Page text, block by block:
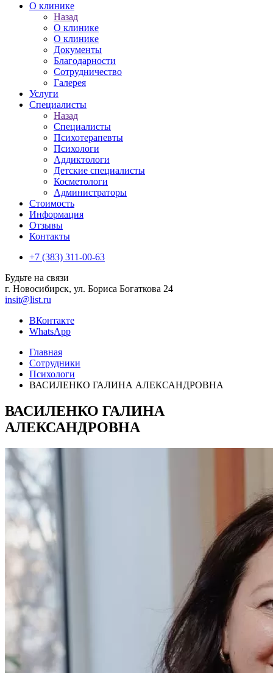
О клинике
Назад
О клинике
О клинике
Документы
Благодарности
Сотрудничество
Галерея
Услуги
Специалисты
Назад
Специалисты
Психотерапевты
Психологи
Аддиктологи
Детские специалисты
Косметологи
Администраторы
Стоимость
Информация
Отзывы
Контакты
+7 (383) 311-00-63
Будьте на связи
г. Новосибирск, ул. Бориса Богаткова 24
insit@list.ru
ВКонтакте
WhatsApp
Главная
Сотрудники
Психологи
ВАСИЛЕНКО ГАЛИНА АЛЕКСАНДРОВНА
ВАСИЛЕНКО ГАЛИНА
АЛЕКСАНДРОВНА